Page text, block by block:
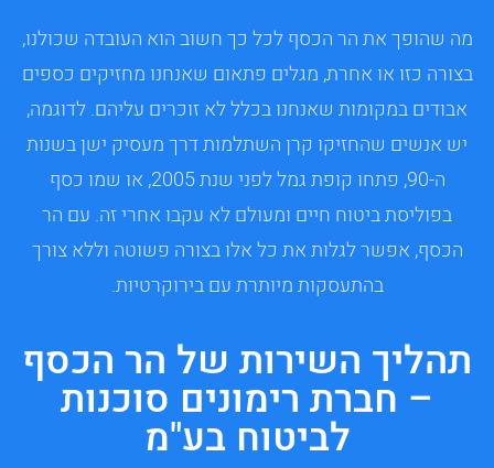
מה שהופך את הר הכסף לכל כך חשוב הוא העובדה שכולנו,
בצורה כזו או אחרת, מגלים פתאום שאנחנו מחזיקים כספים
אבודים במקומות שאנחנו בכלל לא זוכרים עליהם. לדוגמה,
יש אנשים שהחזיקו קרן השתלמות דרך מעסיק ישן בשנות
ה-90, פתחו קופת גמל לפני שנת 2005, או שמו כסף
בפוליסת ביטוח חיים ומעולם לא עקבו אחרי זה. עם הר
הכסף, אפשר לגלות את כל אלו בצורה פשוטה וללא צורך
בהתעסקות מיותרת עם בירוקרטיות.
תהליך השירות של הר הכסף
– חברת רימונים סוכנות
לביטוח בע"מ